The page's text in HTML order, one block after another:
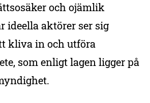
och ojämlik
ideella aktörer ser sig
kliva in och utföra
som enligt lagen ligger på